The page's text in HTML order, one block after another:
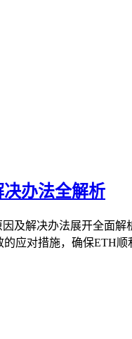
办法全解析
及解决办法展开全面
应对措施，确保ETH